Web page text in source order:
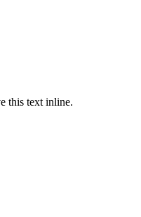
this text inline.